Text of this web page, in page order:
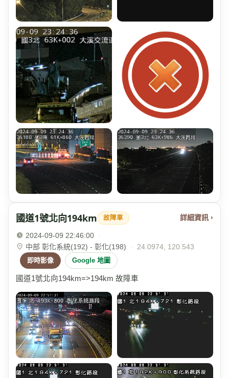
國道1號北向194km 故障車 詳細資訊 ›
2024-09-09 22:46:00
·
中部 彰化系統(192) - 彰化(198)
· 24.0974, 120.543
即時影像 Google 地圖
國道1號北向194km=>194km 故障車